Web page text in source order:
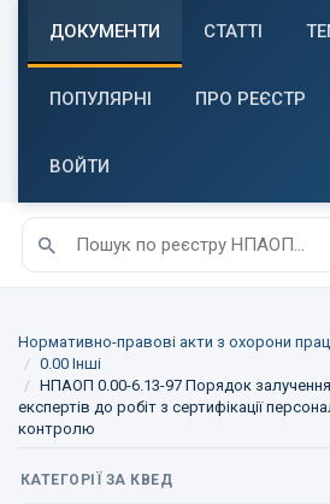
ДОКУМЕНТИ СТАТТІ
ПОПУЛЯРНІ ПРО РЕЄСТР
ВОЙТИ
Нормативно-правові акти з охорони
0.00 Інші
НПАОП 0.00-6.13-97 Порядок залучення
експертів до робіт з сертифікації
контролю
КАТЕГОРІЇ ЗА КВЕД